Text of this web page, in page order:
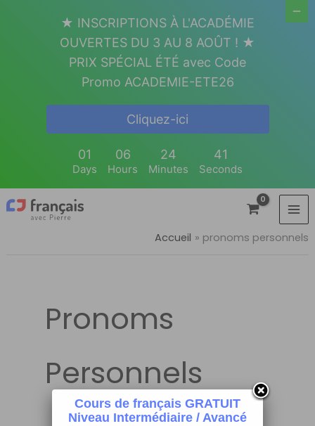
Accueil pronoms personnels
Pronoms
Personnels
Cours de français GRATUIT
Niveau Intermédiaire / Avancé
★ INSCRIPTIONS À L'ACADÉMIE
OUVERTES DU 3 AU 8 AOÛT ! ★
PRIX SPÉCIAL ÉTÉ avec Code
Promo ACADEMIE-ETE26
Cliquez-ici
01
Days
06
Hours
24
Minutes
41
Seconds